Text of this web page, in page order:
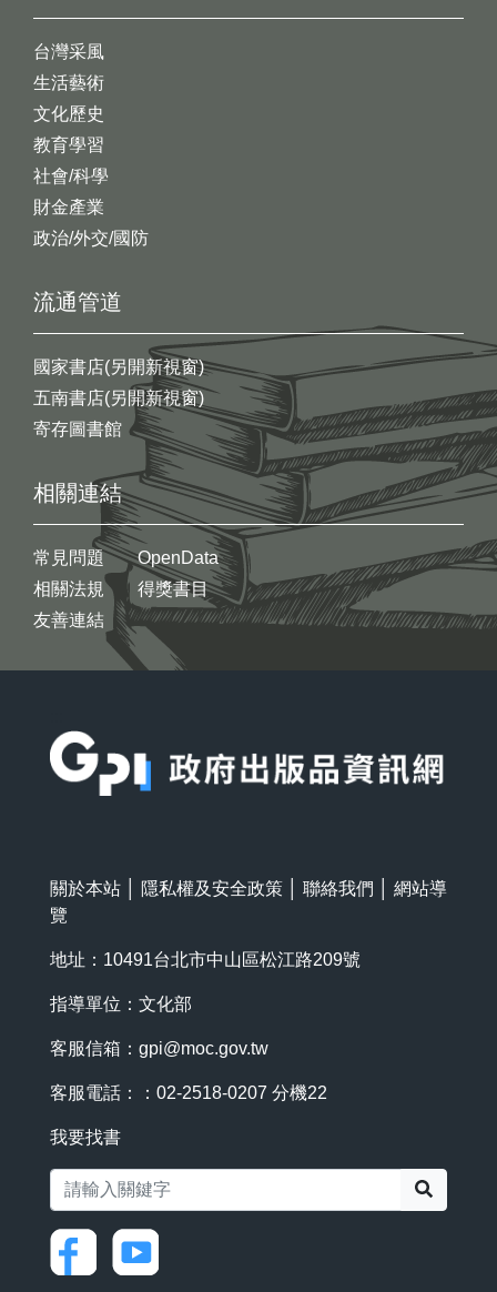
台灣采風
生活藝術
文化歷史
教育學習
社會/科學
財金產業
政治/外交/國防
流通管道
國家書店(另開新視窗)
五南書店(另開新視窗)
寄存圖書館
相關連結
常見問題
相關法規
友善連結
OpenData
得獎書目
關於本站 隱私權及安全政策 聯絡我們
網站導
覽
地址：10491台北市中山區松江路209號
指導單位：文化部
客服信箱： gpi@moc.gov.tw
客服電話：：02-2518-0207 分機22
我要找書